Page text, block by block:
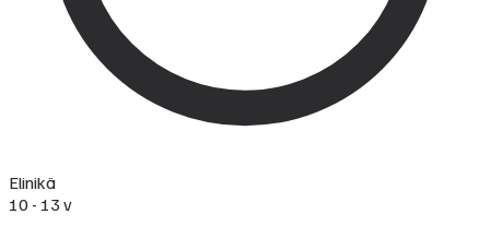
Elinikä
10 - 13 v